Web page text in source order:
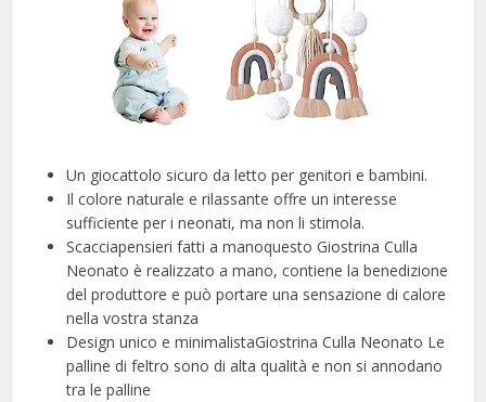
Un giocattolo sicuro da letto per genitori e bambini.
Il colore naturale e rilassante offre un interesse
sufficiente per i neonati, ma non li stimola.
Scacciapensieri fatti a manoquesto Giostrina Culla
Neonato è realizzato a mano, contiene la benedizione
del produttore e può portare una sensazione di calore
nella vostra stanza
Design unico e minimalistaGiostrina Culla Neonato Le
palline di feltro sono di alta qualità e non si annodano
tra le palline